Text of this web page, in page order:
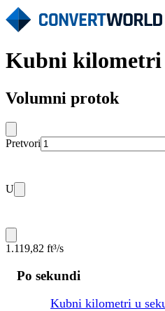
Kubni kilometri
Volumni protok
Pretvori
U
1.119,82 ft³/s
Po sekundi
Kubni kilometri u